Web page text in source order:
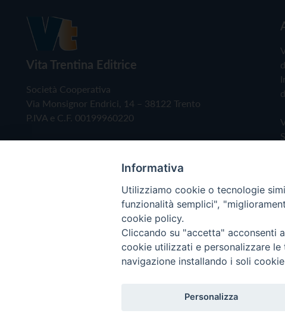
Vita Trentina Editrice
Società Cooperativa
Via Monsignor Endrici, 14 – 38122 Trento
P.IVA e C.F. 00199960220
Copyright © 2019 - Tutti i diritti riservati - Vita
Informativa
Utilizziamo cookie o tecnologie
funzionalità semplici",
cookie policy.
Cliccando su "accetta" acconsenti
cookie utilizzati e personalizzare
navigazione installando i soli
Personalizza